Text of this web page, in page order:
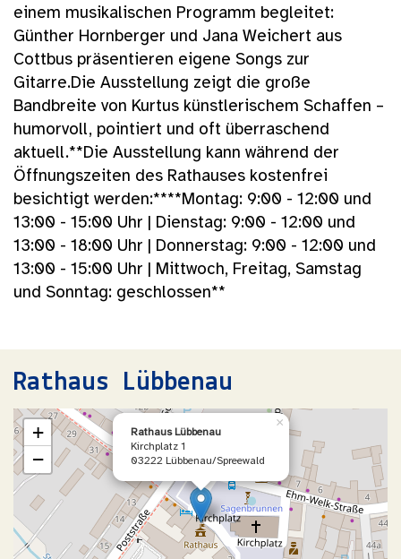
einem musikalischen Programm begleitet:
Günther Hornberger und Jana Weichert aus
Cottbus präsentieren eigene Songs zur
Gitarre.Die Ausstellung zeigt die große
Bandbreite von Kurtus künstlerischem Schaffen –
humorvoll, pointiert und oft überraschend
aktuell.**Die Ausstellung kann während der
Öffnungszeiten des Rathauses kostenfrei
besichtigt werden:****Montag: 9:00 - 12:00 und
13:00 - 15:00 Uhr | Dienstag: 9:00 - 12:00 und
13:00 - 18:00 Uhr | Donnerstag: 9:00 - 12:00 und
13:00 - 15:00 Uhr | Mittwoch, Freitag, Samstag
und Sonntag: geschlossen**
Rathaus Lübbenau
Rathaus Lübbenau
Kirchplatz 1
03222 Lübbenau/Spreewald
×
+
−